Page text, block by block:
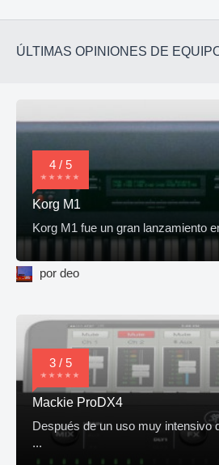
ÚLTIMAS OPINIONES DE
4 / 5
Korg M1
Korg M1 fue un gran lanzamiento
por deo
3 / 5
Mackie ProDX4
Después de un uso muy intensivo
...